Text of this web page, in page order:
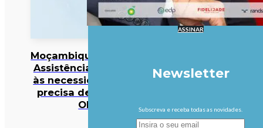
Moçambique/Ataques:
Assistência responde
às necessidades mas
precisa de reforço –
OIM
ASSINAR
Newsletter
Subscreva e receba todas as novidades.